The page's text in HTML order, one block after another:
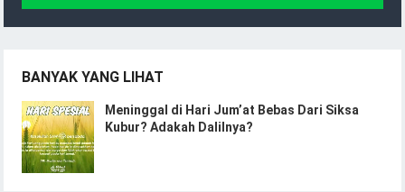
BANYAK YANG LIHAT
Meninggal di Hari Jum’at Bebas Dari Siksa
Kubur? Adakah Dalilnya?